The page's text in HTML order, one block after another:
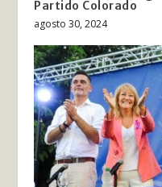
Partido Colorado
agosto 30, 2024